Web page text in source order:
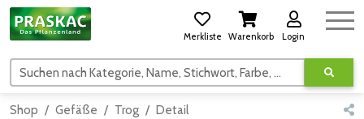
Merkliste Warenkorb Login
Suchen nach Kategorie, Name, Stichwort, Farbe, usw.
Shop Gefäße Trog Detail